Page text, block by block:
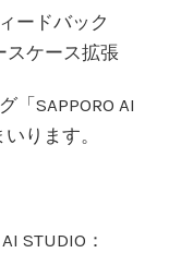
ードバック
スケース拡張
SAPPORO AI
ります。
STUDIO：